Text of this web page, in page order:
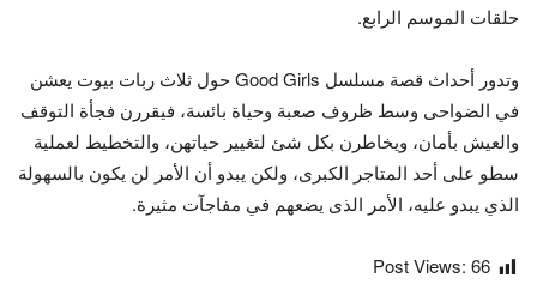
حلقات الموسم الرابع.
وتدور أحداث قصة مسلسل Good Girls حول ثلاث ربات بيوت يعشن
في الضواحى وسط ظروف صعبة وحياة بائسة، فيقررن فجأة التوقف
والعيش بأمان، ويخاطرن بكل شئ لتغيير حياتهن، والتخطيط لعملية
سطو على أحد المتاجر الكبرى، ولكن يبدو أن الأمر لن يكون بالسهولة
الذي يبدو عليه، الأمر الذى يضعهم في مفاجآت مثيرة.
Post Views: 66